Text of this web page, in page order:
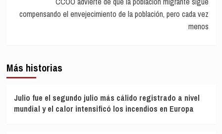
compensando el envejecimiento de la población, pero cada vez
menos
Más historias
Julio fue el segundo julio más cálido registrado a nivel
mundial y el calor intensificó los incendios en Europa